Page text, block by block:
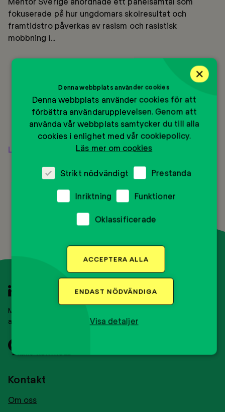
fokuserade på hur ungdomars skolresultat och
framtidstro påverkas av rasism och rasistisk
mobbning i...
Läs mer
startsidan
Mentor Sverige är en ideell organisation som
arbetar med mentorskap för ungdomar.
Svensk
insamlingskontroll
Kontakt
Om oss
×
Denna webbplats använder cookies
Denna webbplats använder cookies för att
förbättra användarupplevelsen. Genom att
använda vår webbplats samtycker du till alla
cookies i enlighet med vår cookiepolicy.
Läs mer om cookies
Strikt nödvändigt Prestanda
Inriktning Funktioner
Oklassificerade
ACCEPTERA ALLA
ENDAST NÖDVÄNDIGA
Visa detaljer